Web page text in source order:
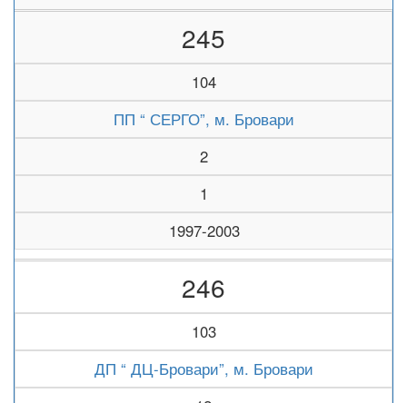
245
104
ПП “ СЕРГО”, м. Бровари
2
1
1997-2003
246
103
ДП “ ДЦ-Бровари”, м. Бровари